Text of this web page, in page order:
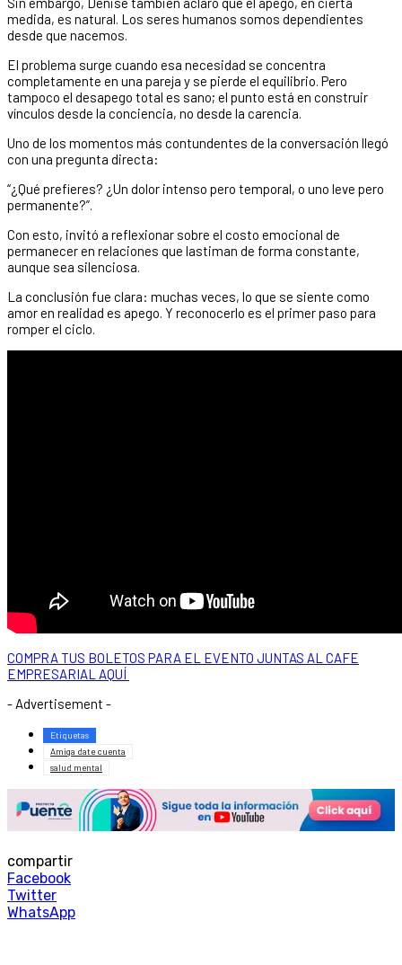
medida, es natural. Los seres humanos somos dependientes
desde que nacemos.
El problema surge cuando esa necesidad se concentra
completamente en una pareja y se pierde el equilibrio. Pero
tampoco el desapego total es sano; el punto está en construir
vínculos desde la conciencia, no desde la carencia.
Uno de los momentos más contundentes de la conversación llegó
con una pregunta directa:
“¿Qué prefieres? ¿Un dolor intenso pero temporal, o uno leve pero
permanente?”.
Con esto, invitó a reflexionar sobre el costo emocional de
permanecer en relaciones que lastiman de forma constante,
aunque sea silenciosa.
La conclusión fue clara: muchas veces, lo que se siente como
amor en realidad es apego. Y reconocerlo es el primer paso para
romper el ciclo.
COMPRA TUS BOLETOS PARA EL EVENTO JUNTAS AL CAFE
EMPRESARIAL AQUÍ
- Advertisement -
Etiquetas
Amiga date cuenta
salud mental
compartir
Facebook
Twitter
WhatsApp